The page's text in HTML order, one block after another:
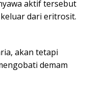
aktif tersebut
dari eritrosit.
akan tetapi
demam